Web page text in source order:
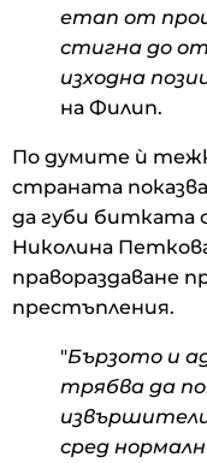
етап от
стигна до
изходна
на Филип.
По думите ѝ
страната
да губи битката
Николина
правораздаване
престъпления.
"Бързото и
трябва да
сред